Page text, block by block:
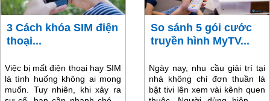
3 Cách khóa SIM điện
thoại...
Việc bị mất điện thoại hay SIM
là tình huống không ai mong
muốn. Tuy nhiên, khi xảy ra
So sánh 5 gói cước
truyền hình MyTV...
Ngày nay, nhu cầu giải trí tại
nhà không chỉ đơn thuần là
bật tivi lên xem vài kênh quen